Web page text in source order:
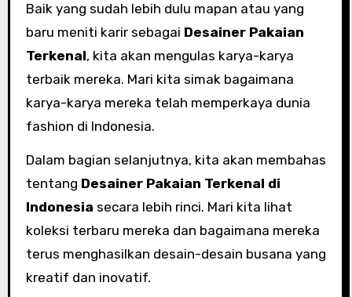
Baik yang sudah lebih dulu mapan atau yang
baru meniti karir sebagai Desainer Pakaian
Terkenal, kita akan mengulas karya-karya
terbaik mereka. Mari kita simak bagaimana
karya-karya mereka telah memperkaya dunia
fashion di Indonesia.
Dalam bagian selanjutnya, kita akan membahas
tentang Desainer Pakaian Terkenal di
Indonesia secara lebih rinci. Mari kita lihat
koleksi terbaru mereka dan bagaimana mereka
terus menghasilkan desain-desain busana yang
kreatif dan inovatif.